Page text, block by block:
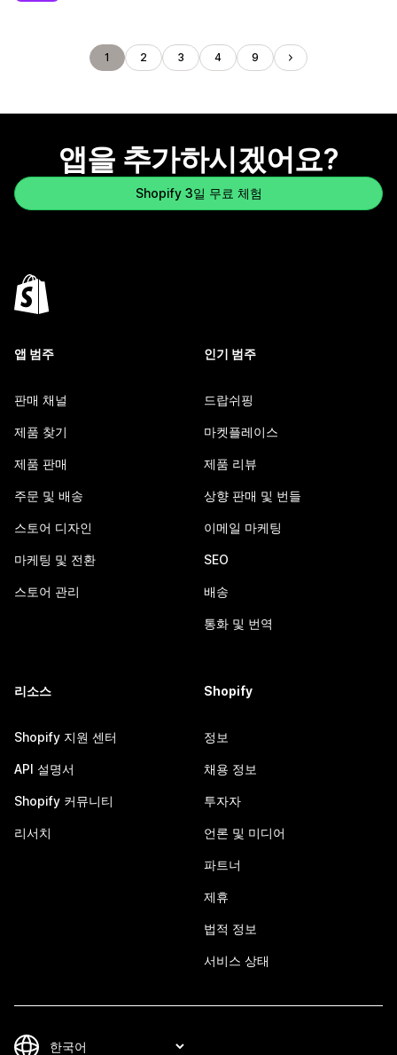
1 2 3 4 9
앱을 추가하시겠어요?
Shopify 3일 무료 체험
앱 범주
판매 채널
제품 찾기
제품 판매
주문 및 배송
스토어 디자인
마케팅 및 전환
스토어 관리
인기 범주
드랍쉬핑
마켓플레이스
제품 리뷰
상향 판매 및 번들
이메일 마케팅
SEO
배송
통화 및 번역
리소스
Shopify 지원 센터
API 설명서
Shopify 커뮤니티
리서치
Shopify
정보
채용 정보
투자자
언론 및 미디어
파트너
제휴
법적 정보
서비스 상태